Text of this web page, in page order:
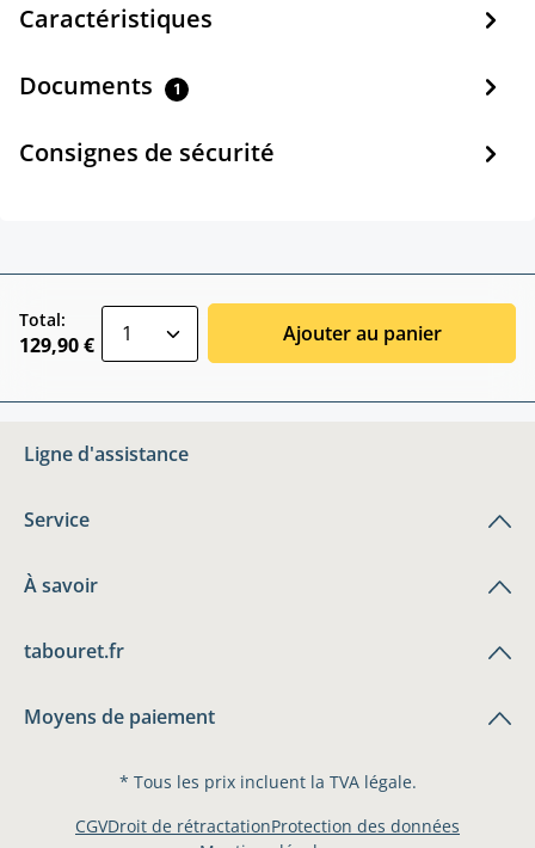
Caractéristiques
Documents 1
Consignes de sécurité
Total:
129,90 € Ajouter au panier
Ligne d'assistance
Service
À savoir
tabouret.fr
Moyens de paiement
* Tous les prix incluent la TVA légale.
CGVDroit de rétractationProtection des données